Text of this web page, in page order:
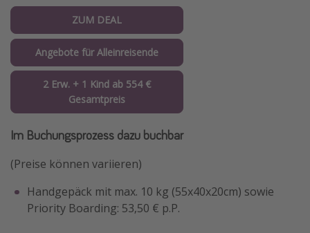
ZUM DEAL
Angebote für Alleinreisende
2 Erw. + 1 Kind ab 554 €
Gesamtpreis
Im Buchungsprozess dazu buchbar
(Preise können variieren)
Handgepäck mit max. 10 kg (55x40x20cm) sowie
Priority Boarding: 53,50 € p.P.